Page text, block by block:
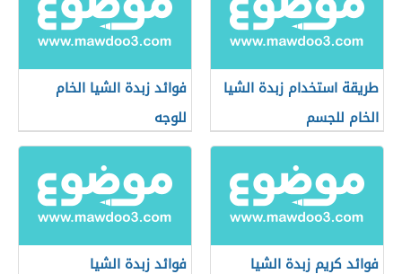
طريقة استخدام زبدة الشيا
الخام للجسم
فوائد زبدة الشيا الخام
للوجه
فوائد كريم زبدة الشيا فوائد زبدة الشيا